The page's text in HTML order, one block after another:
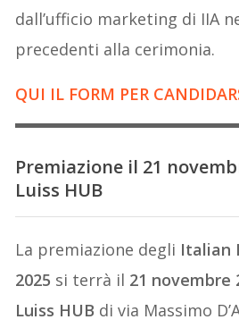
dall’ufficio marketing di IIA
precedenti alla cerimonia.
QUI IL FORM PER
Premiazione il 21
Luiss HUB
La premiazione degli Italian
2025 si terrà il 21 novembre
Luiss HUB di via Massimo